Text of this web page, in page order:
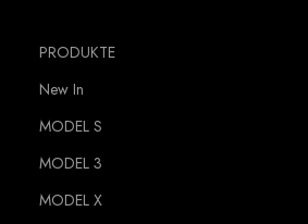
PRODUKTE
New In
MODEL S
MODEL 3
MODEL X